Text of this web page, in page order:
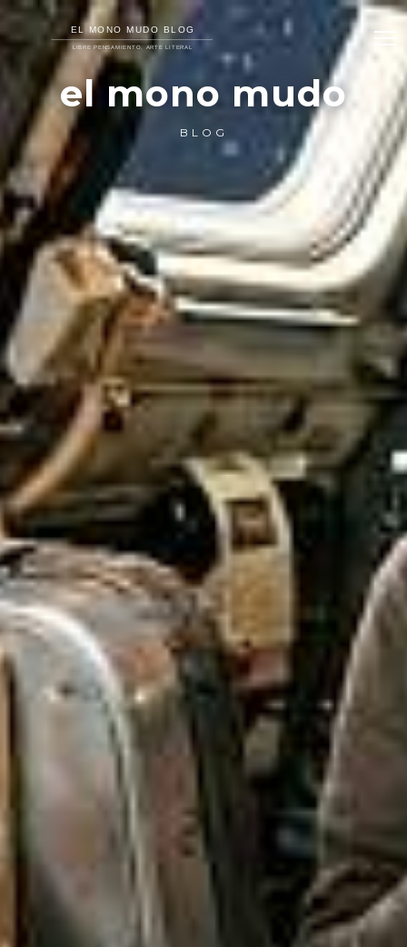
el mono mudo
BLOG